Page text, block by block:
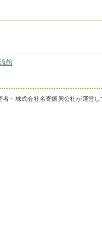
館
・株式会社名寄振興公社が運営